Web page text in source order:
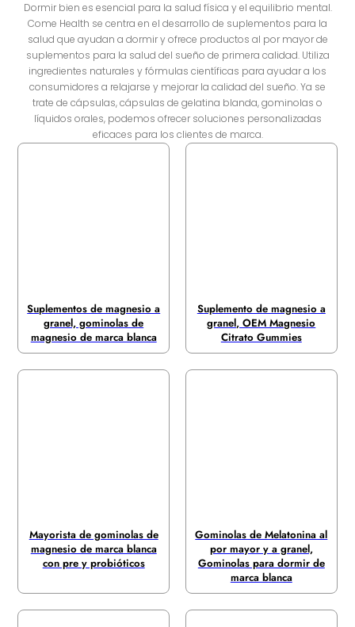
Dormir bien es esencial para la salud física y el equilibrio mental.
Come Health se centra en el desarrollo de suplementos para la
salud que ayudan a dormir y ofrece productos al por mayor de
suplementos para la salud del sueño de primera calidad. Utiliza
ingredientes naturales y fórmulas científicas para ayudar a los
consumidores a relajarse y mejorar la calidad del sueño. Ya se
trate de cápsulas, cápsulas de gelatina blanda, gominolas o
líquidos orales, podemos ofrecer soluciones personalizadas
eficaces para los clientes de marca.
Suplementos de magnesio a
granel, gominolas de
magnesio de marca blanca
Suplemento de magnesio a
granel, OEM Magnesio
Citrato Gummies
Mayorista de gominolas de
magnesio de marca blanca
con pre y probióticos
Gominolas de Melatonina al
por mayor y a granel,
Gominolas para dormir de
marca blanca